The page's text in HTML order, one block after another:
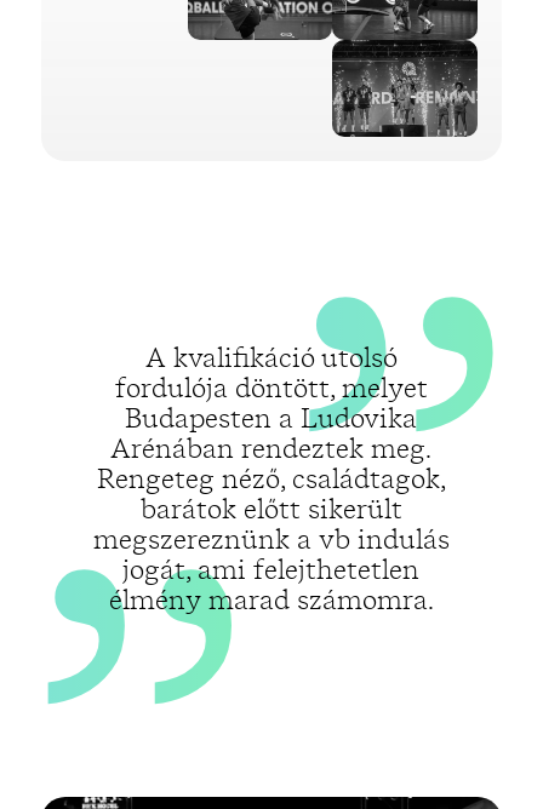
A kvalifikáció utolsó
fordulója döntött, melyet
Budapesten a Ludovika
Arénában rendeztek meg.
Rengeteg néző, családtagok,
barátok előtt sikerült
megszereznünk a vb indulás
jogát, ami felejthetetlen
élmény marad számomra.
„„